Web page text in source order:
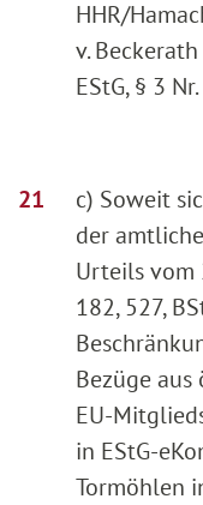
HHR/
v.
EStG, § 3
c) Soweit
der
Urteils vom
182, 527,
Bezüge
EU-
in EStG-
Tormöhlen